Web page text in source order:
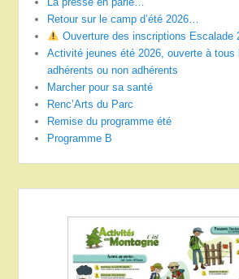
Retour sur le camp d’été 2026…
Ouverture des inscriptions Escalade
Activité jeunes été 2026, ouverte à tous
adhérents ou non adhérents
Marcher pour sa santé
Renc’Arts du Parc
Remise du programme été
Programme B